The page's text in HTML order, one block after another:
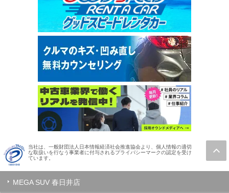
当社は、一般財団法人日本情報経済社会推進協会より、個人情報の適切
な取扱いを行なう事業者に付与されるプライバシーマークの認定を受け
ています。
MEGA SUV 春日井店